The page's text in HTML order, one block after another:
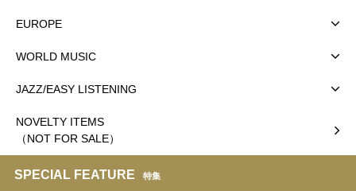
EUROPE
WORLD MUSIC
JAZZ/EASY LISTENING
NOVELTY ITEMS
（NOT FOR SALE）
SPECIAL FEATURE 特集